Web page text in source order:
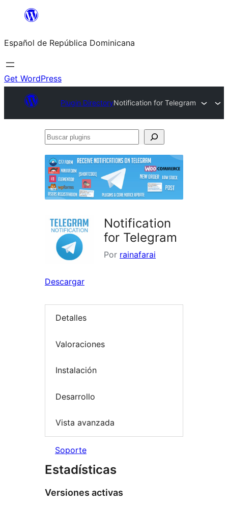
Saltar
contenido
Español de República Dominicana
Get WordPress
Plugin DirectoryNotification for Telegram
Buscar
Notification
for Telegram
Por rainafarai
Descargar
Detalles
Valoraciones
Instalación
Desarrollo
Vista avanzada
Soporte
Estadísticas
Versiones activas